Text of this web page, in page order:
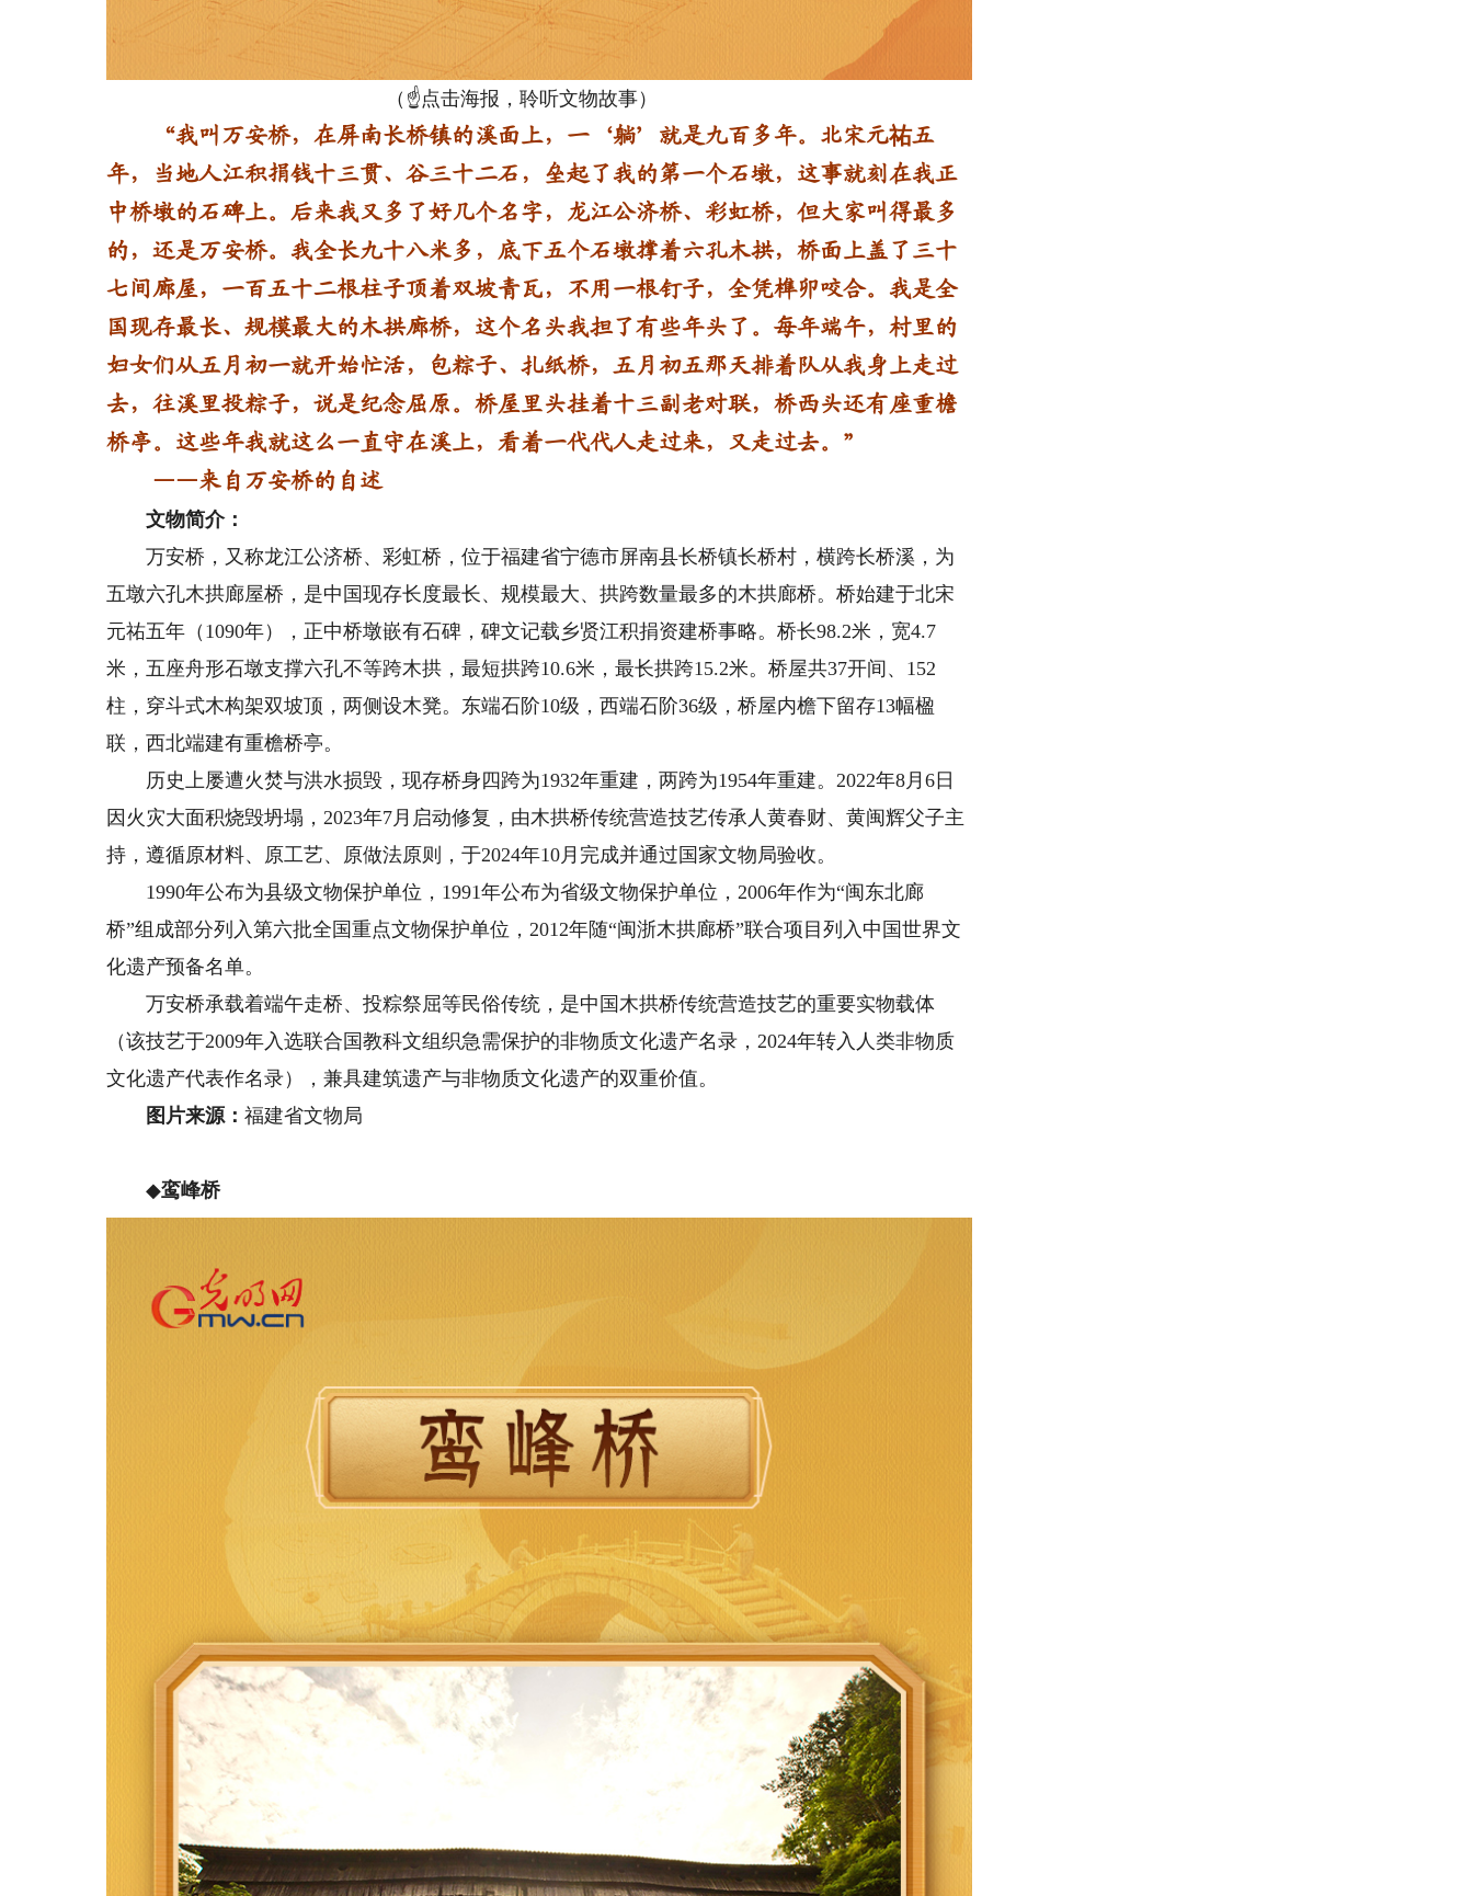
（☝点击海报，聆听文物故事）
“我叫万安桥，在屏南长桥镇的溪面上，一‘躺’就是九百多年。北宋元祐五
年，当地人江积捐钱十三贯、谷三十二石，垒起了我的第一个石墩，这事就刻在我正
中桥墩的石碑上。后来我又多了好几个名字，龙江公济桥、彩虹桥，但大家叫得最多
的，还是万安桥。我全长九十八米多，底下五个石墩撑着六孔木拱，桥面上盖了三十
七间廊屋，一百五十二根柱子顶着双坡青瓦，不用一根钉子，全凭榫卯咬合。我是全
国现存最长、规模最大的木拱廊桥，这个名头我担了有些年头了。每年端午，村里的
妇女们从五月初一就开始忙活，包粽子、扎纸桥，五月初五那天排着队从我身上走过
去，往溪里投粽子，说是纪念屈原。桥屋里头挂着十三副老对联，桥西头还有座重檐
桥亭。这些年我就这么一直守在溪上，看着一代代人走过来，又走过去。”
——来自万安桥的自述
文物简介：
万安桥，又称龙江公济桥、彩虹桥，位于福建省宁德市屏南县长桥镇长桥村，横跨长桥溪，为
五墩六孔木拱廊屋桥，是中国现存长度最长、规模最大、拱跨数量最多的木拱廊桥。桥始建于北宋
元祐五年（1090年），正中桥墩嵌有石碑，碑文记载乡贤江积捐资建桥事略。桥长98.2米，宽4.7
米，五座舟形石墩支撑六孔不等跨木拱，最短拱跨10.6米，最长拱跨15.2米。桥屋共37开间、152
柱，穿斗式木构架双坡顶，两侧设木凳。东端石阶10级，西端石阶36级，桥屋内檐下留存13幅楹
联，西北端建有重檐桥亭。
历史上屡遭火焚与洪水损毁，现存桥身四跨为1932年重建，两跨为1954年重建。2022年8月6日
因火灾大面积烧毁坍塌，2023年7月启动修复，由木拱桥传统营造技艺传承人黄春财、黄闽辉父子主
持，遵循原材料、原工艺、原做法原则，于2024年10月完成并通过国家文物局验收。
1990年公布为县级文物保护单位，1991年公布为省级文物保护单位，2006年作为“闽东北廊
桥”组成部分列入第六批全国重点文物保护单位，2012年随“闽浙木拱廊桥”联合项目列入中国世界文
化遗产预备名单。
万安桥承载着端午走桥、投粽祭屈等民俗传统，是中国木拱桥传统营造技艺的重要实物载体
（该技艺于2009年入选联合国教科文组织急需保护的非物质文化遗产名录，2024年转入人类非物质
文化遗产代表作名录），兼具建筑遗产与非物质文化遗产的双重价值。
图片来源：福建省文物局
◆鸾峰桥